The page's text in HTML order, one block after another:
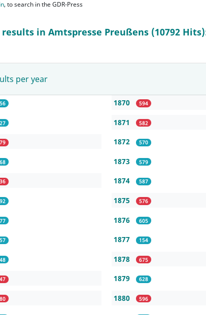
, to search in the GDR-Press
results in Amtspresse Preußens (10792
per year
1870 594
1871 582
1872 570
1873 579
1874 587
1875 576
1876 605
1877 154
1878 675
1879 628
1880 596